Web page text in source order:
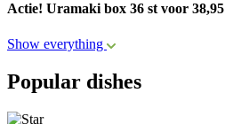
Actie! Uramaki box 36 st voor 38,95
Show everything
Popular dishes